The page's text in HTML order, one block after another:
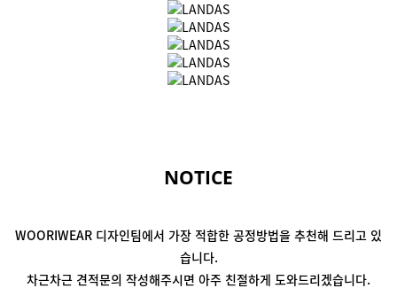
NOTICE
WOORIWEAR 디자인팀에서 가장 적합한 공정방법을 추천해 드리고 있
습니다.
차근차근 견적문의 작성해주시면 아주 친절하게 도와드리겠습니다.